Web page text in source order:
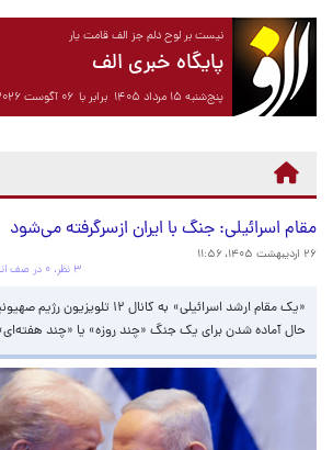
نیست بر لوح دلم جز الف قامت یار
پایگاه خبری الف
پنج‌شنبه ۱۵ مرداد ۱۴۰۵ برابر با ۰۶ آگوست ۲۰۲۶
مقام اسرائیلی: جنگ با ایران ازسرگرفته می‌شود
۲۶ اردیبهشت ۱۴۰۵، ۱۱:۵۶
۳ نظر، ۰ در صف انتشار و ۰ تکراری یا غیرقابل انتشار
«یک مقام ارشد اسرائیلی» به کانال
حال آماده شدن برای یک جنگ «چند روزه» یا «چند